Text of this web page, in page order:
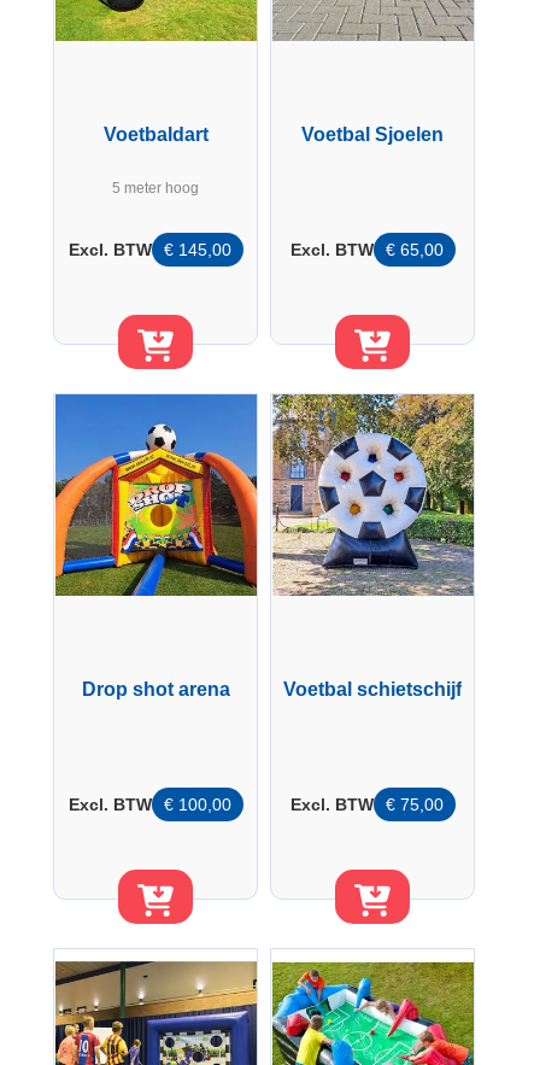
Voetbaldart
5 meter hoog
€ 145,00
Excl. BTW
Voetbal Sjoelen
€ 65,00
Excl. BTW
Drop shot arena
€ 100,00
Excl. BTW
Voetbal schietschijf
€ 75,00
Excl. BTW